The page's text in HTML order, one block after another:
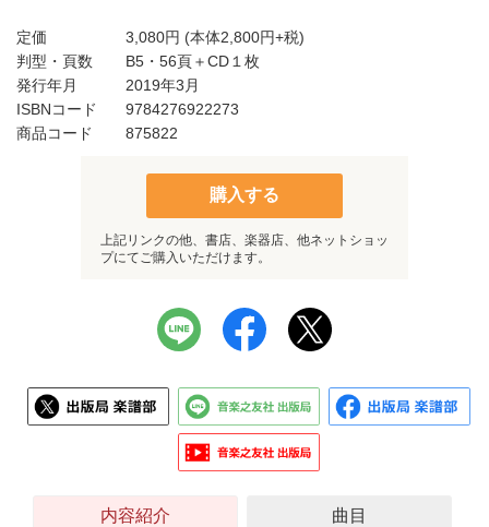
定価 3,080円 (本体2,800円+税)
判型・頁数
B5・56頁＋CD１枚
発行年月
2019年3月
ISBNコード
9784276922273
商品コード
875822
購入する
上記リンクの他、書店、楽器店、他ネットショッ
プにてご購入いただけます。
内容紹介 曲目